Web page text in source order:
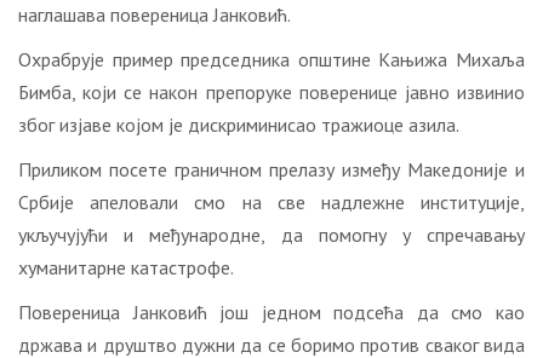
наглашава повереница Јанковић.
Охрабрује пример председника општине Кањижа Михаља
Бимба, који се након препоруке поверенице јавно извинио
због изјаве којом је дискриминисао тражиоце азила.
Приликом посете граничном прелазу између Македоније и
Србије апеловали смо на све надлежне институције,
укључујући и међународне, да помогну у спречавању
хуманитарне катастрофе.
Повереница Јанковић још једном подсећа да смо као
држава и друштво дужни да се боримо против сваког вида